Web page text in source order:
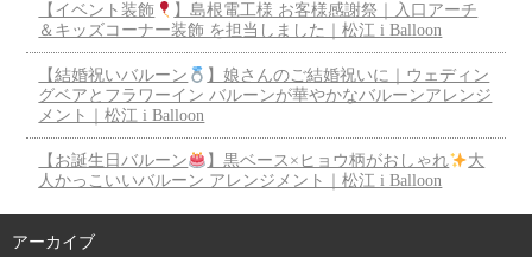
【イベント装飾
】島根電工様 お客様感謝祭｜入口アーチ
＆キッズコーナー装飾 を担当しました｜松江 i Balloon
【結婚祝いバルーン
】娘さんのご結婚祝いに｜ウェディン
グベアとフラワーイン バルーンが華やかなバルーンアレンジ
メント｜松江 i Balloon
【お誕生日バルーン 】黒ベース×ヒョウ柄がおしゃれ
大
人かっこいいバルーン アレンジメント｜松江 i Balloon
アーカイブ